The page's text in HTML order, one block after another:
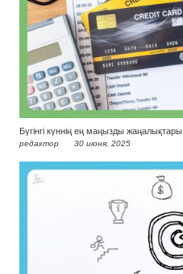
Бүгінгі күннің ең маңызды жаңалықтары
редактор 30 июня, 2025